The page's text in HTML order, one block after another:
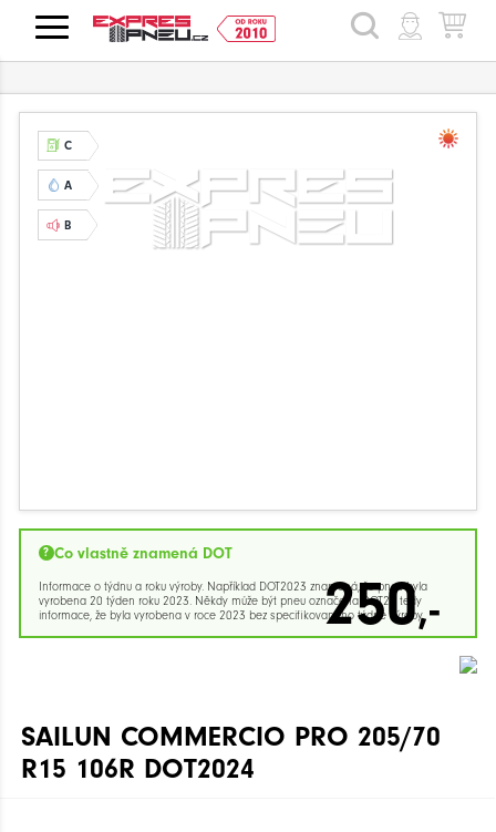
HLEDAT
C
A
B
Co vlastně znamená DOT
Informace o týdnu a roku výroby. Například DOT2023 znamená, že pneu byla
vyrobena 20 týden roku 2023. Někdy může být pneu označena DOT23 tedy
informace, že byla vyrobena v roce 2023 bez specifikovaného týdne výroby.
250,-
SAILUN COMMERCIO PRO 205/70
R15 106R DOT2024